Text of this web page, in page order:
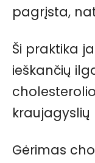
pagrįsta,
Ši praktika
ieškančių
kraujagyslių
Gėrimas